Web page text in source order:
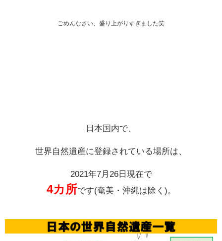
ごめんなさい、盛り上がりすぎました笑
日本国内で、
世界自然遺産に登録されている場所は、
2021年7月26日現在で
4カ所です(奄美・沖縄は除く)。